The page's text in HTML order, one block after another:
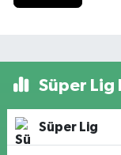
Süper Lig
Süper Lig